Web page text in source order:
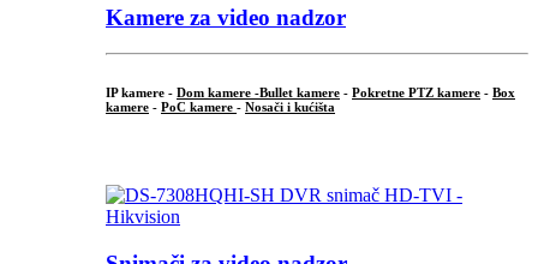
Kamere za video nadzor
IP kamere - Dom kamere -Bullet kamere - Pokretne PTZ kamere - Box
kamere - PoC kamere - Nosači i kućišta